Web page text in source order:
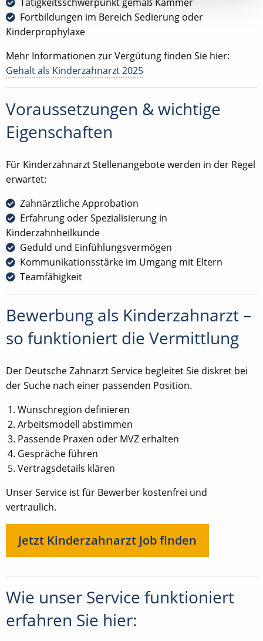
Fortbildungen im Bereich Sedierung oder
Kinderprophylaxe
Mehr Informationen zur Vergütung finden Sie hier:
Gehalt als Kinderzahnarzt 2025
Voraussetzungen & wichtige
Eigenschaften
Für Kinderzahnarzt Stellenangebote werden in der Regel
erwartet:
Zahnärztliche Approbation
Erfahrung oder Spezialisierung in
Kinderzahnheilkunde
Geduld und Einfühlungsvermögen
Kommunikationsstärke im Umgang mit Eltern
Teamfähigkeit
Bewerbung als Kinderzahnarzt –
so funktioniert die Vermittlung
Der Deutsche Zahnarzt Service begleitet Sie diskret bei
der Suche nach einer passenden Position.
Wunschregion definieren
Arbeitsmodell abstimmen
Passende Praxen oder MVZ erhalten
Gespräche führen
Vertragsdetails klären
Unser Service ist für Bewerber kostenfrei und
vertraulich.
Jetzt Kinderzahnarzt Job finden
Wie unser Service funktioniert
erfahren Sie hier: